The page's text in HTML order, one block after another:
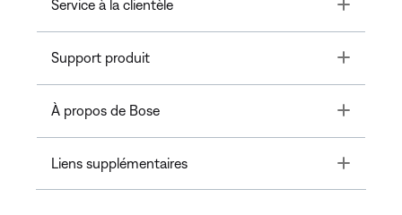
Service à la clientèle
Support produit Toggle
À propos de Bose Toggle
Liens supplémentaires Toggle